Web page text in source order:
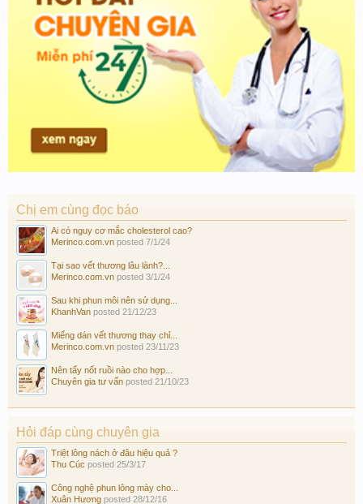
Chị em cùng đọc báo
Ai có nguy cơ mắc cholesterol cao?
Merinco.com.vn posted 7/1/24
Tại sao vết thương lâu lành?...
Merinco.com.vn posted 3/1/24
Sau khi phun môi nên sử dụng...
KhanhVan posted 21/12/23
Miếng dán vết thương thay chỉ...
Merinco.com.vn posted 23/11/23
Nên tẩy nốt ruồi nào cho hợp...
Chuyên gia tư vấn posted 21/10/23
Hỏi đáp cùng chuyên gia
Triệt lông nách ở đâu hiệu quả ?
Thu Cúc posted 25/3/17
Công nghệ phun lông mày cho...
Xuân Hương posted 28/12/16